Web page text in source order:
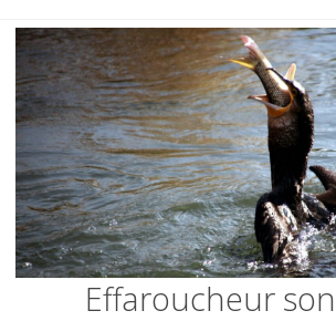
content
Effaroucheur